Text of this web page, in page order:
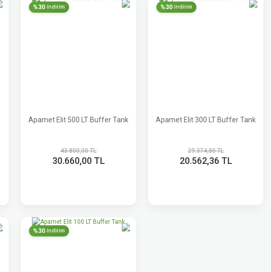
%30 indirim
Apamet Elit 500 LT Buffer Tank
43.800,00 TL
30.660,00 TL
%30 indirim
Apamet Elit 300 LT Buffer Tank
29.374,80 TL
20.562,36 TL
%30 indirim